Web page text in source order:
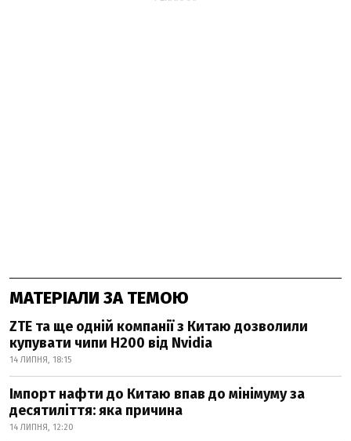
МАТЕРІАЛИ ЗА ТЕМОЮ
ZTE та ще одній компанії з Китаю дозволили
купувати чипи H200 від Nvidia
14 ЛИПНЯ, 18:15
Імпорт нафти до Китаю впав до мінімуму за
десятиліття: яка причина
14 ЛИПНЯ, 12:20